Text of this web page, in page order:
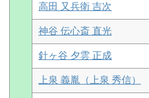
高田 又兵衛 吉次
神谷 伝心斎 直光
針ヶ谷 夕雲 正成
上泉 義胤（上泉 秀信）